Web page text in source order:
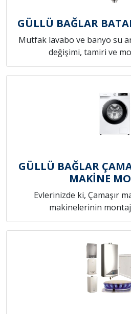
GÜLLÜ BAĞLAR
Mutfak lavabo ve banyo su
değişimi, tamiri ve
GÜLLÜ BAĞLAR
MAKİNE
Evlerinizde ki, Çamaşır
makinelerinin